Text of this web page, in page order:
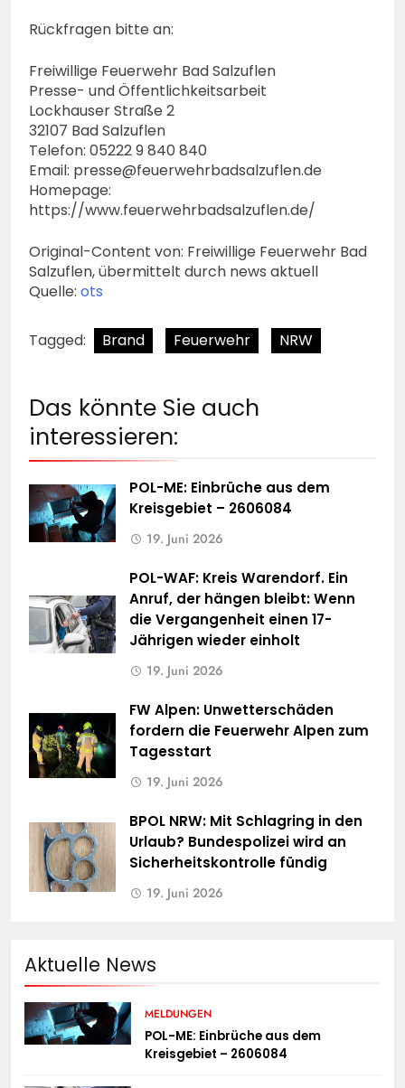
Rückfragen bitte an:
Freiwillige Feuerwehr Bad Salzuflen
Presse- und Öffentlichkeitsarbeit
Lockhauser Straße 2
32107 Bad Salzuflen
Telefon: 05222 9 840 840
Email: presse@feuerwehrbadsalzuflen.de
Homepage:
https://www.feuerwehrbadsalzuflen.de/
Original-Content von: Freiwillige Feuerwehr Bad
Salzuflen, übermittelt durch news aktuell
Quelle: ots
Tagged: Brand Feuerwehr NRW
Das könnte Sie auch
interessieren:
POL-ME: Einbrüche aus dem
Kreisgebiet – 2606084
19. Juni 2026
POL-WAF: Kreis Warendorf. Ein
Anruf, der hängen bleibt: Wenn
die Vergangenheit einen 17-
Jährigen wieder einholt
19. Juni 2026
FW Alpen: Unwetterschäden
fordern die Feuerwehr Alpen zum
Tagesstart
19. Juni 2026
BPOL NRW: Mit Schlagring in den
Urlaub? Bundespolizei wird an
Sicherheitskontrolle fündig
19. Juni 2026
Aktuelle News
MELDUNGEN
POL-ME: Einbrüche aus dem
Kreisgebiet – 2606084